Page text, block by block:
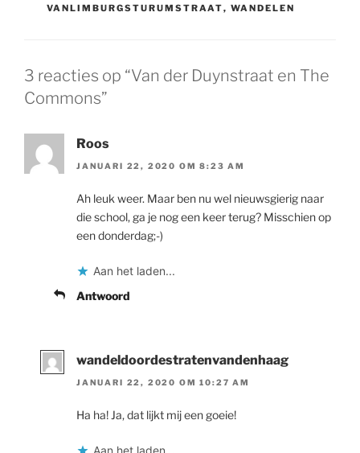
VANLIMBURGSTURUMSTRAAT, WANDELEN
3 reacties op “Van der Duynstraat en The
Commons”
Roos
JANUARI 22, 2020 OM 8:23 AM
Ah leuk weer. Maar ben nu wel nieuwsgierig naar
die school, ga je nog een keer terug? Misschien op
een donderdag;-)
Aan het laden...
Antwoord
wandeldoordestratenvandenhaag
JANUARI 22, 2020 OM 10:27 AM
Ha ha! Ja, dat lijkt mij een goeie!